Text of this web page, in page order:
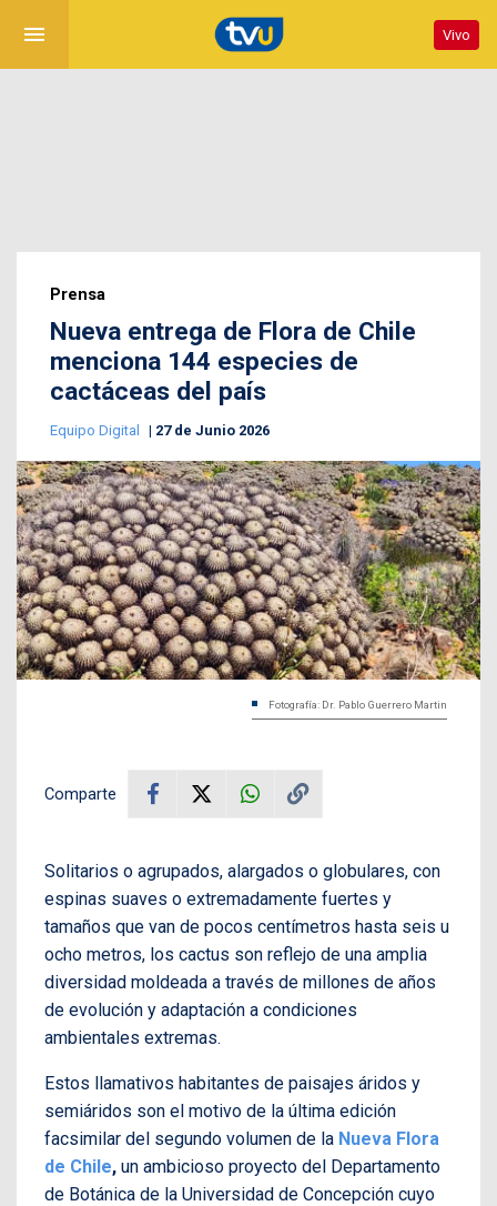
menu Vivo
Prensa
Nueva entrega de Flora de Chile
menciona 144 especies de
cactáceas del país
Equipo Digital 27 de Junio 2026
Fotografía: Dr. Pablo Guerrero Martin
Comparte
Solitarios o agrupados, alargados o globulares, con
espinas suaves o extremadamente fuertes y
tamaños que van de pocos centímetros hasta seis u
ocho metros, los cactus son reflejo de una amplia
diversidad moldeada a través de millones de años
de evolución y adaptación a condiciones
ambientales extremas.
Estos llamativos habitantes de paisajes áridos y
semiáridos son el motivo de la última edición
facsimilar del segundo volumen de la Nueva Flora
de Chile, un ambicioso proyecto del Departamento
de Botánica de la Universidad de Concepción cuyo